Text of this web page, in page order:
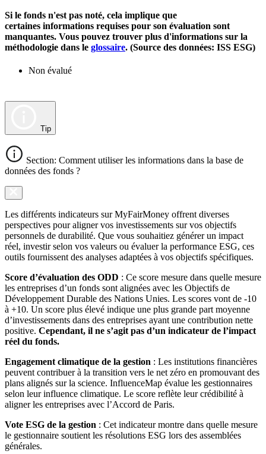
Si le fonds n'est pas noté, cela implique que
certaines informations requises pour son évaluation sont
manquantes. Vous pouvez trouver plus d'informations sur la
méthodologie dans le glossaire. (Source des données: ISS ESG)
Non évalué
Tip
Section: Comment utiliser les informations dans la base de
données des fonds ?
Les différents indicateurs sur MyFairMoney offrent diverses
perspectives pour aligner vos investissements sur vos objectifs
personnels de durabilité. Que vous souhaitiez générer un impact
réel, investir selon vos valeurs ou évaluer la performance ESG, ces
outils fournissent des analyses adaptées à vos objectifs spécifiques.
Score d’évaluation des ODD : Ce score mesure dans quelle mesure
les entreprises d’un fonds sont alignées avec les Objectifs de
Développement Durable des Nations Unies. Les scores vont de -10
à +10. Un score plus élevé indique une plus grande part moyenne
d’investissements dans des entreprises ayant une contribution nette
positive. Cependant, il ne s’agit pas d’un indicateur de l’impact
réel du fonds.
Engagement climatique de la gestion : Les institutions financières
peuvent contribuer à la transition vers le net zéro en promouvant des
plans alignés sur la science. InfluenceMap évalue les gestionnaires
selon leur influence climatique. Le score reflète leur crédibilité à
aligner les entreprises avec l’Accord de Paris.
Vote ESG de la gestion : Cet indicateur montre dans quelle mesure
le gestionnaire soutient les résolutions ESG lors des assemblées
générales.